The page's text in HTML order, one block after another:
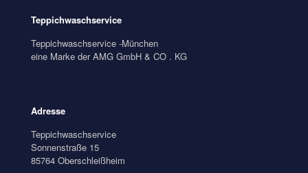
Teppichwaschservice
Teppichwaschservice -München
eine Marke der AMG GmbH & CO . KG
Adresse
Teppichwaschservice
Sonnenstraße 15
85764 Oberschleißheim